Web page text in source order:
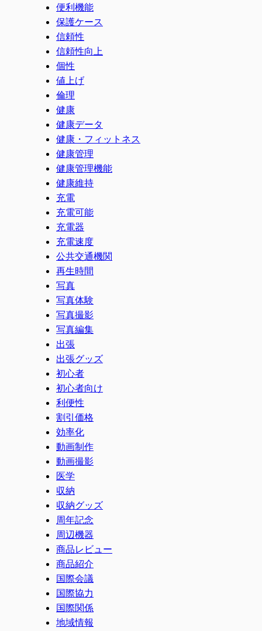
便利機能
保護ケース
信頼性
信頼性向上
個性
値上げ
倫理
健康
健康データ
健康・フィットネス
健康管理
健康管理機能
健康維持
充電
充電可能
充電器
充電速度
公共交通機関
再生時間
写真
写真体験
写真撮影
写真編集
出張
出張グッズ
初心者
初心者向け
利便性
割引価格
効率化
動画制作
動画撮影
医学
収納
収納グッズ
周年記念
周辺機器
商品レビュー
商品紹介
国際会議
国際協力
国際関係
地域情報